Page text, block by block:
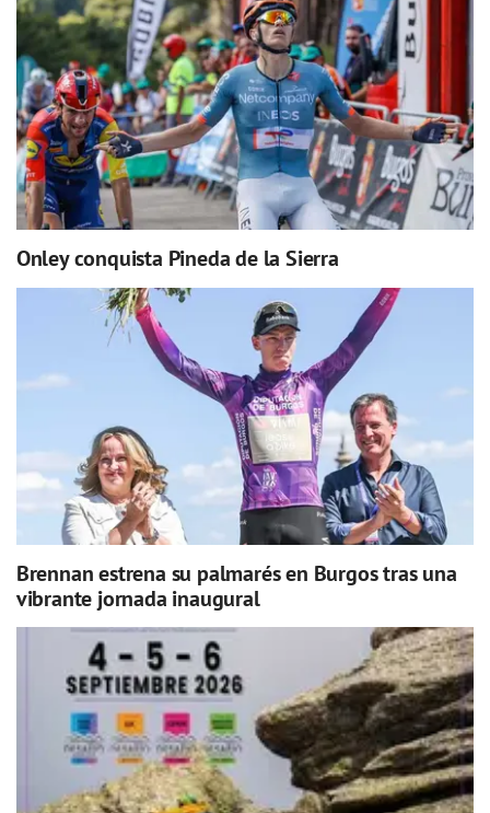
Onley conquista Pineda de la Sierra
Brennan estrena su palmarés en Burgos tras una
vibrante jornada inaugural